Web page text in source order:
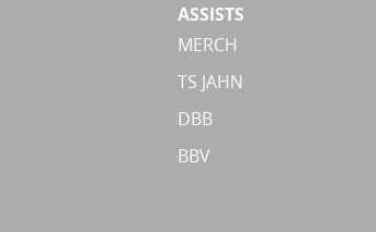
ASSISTS
MERCH
TS JAHN
DBB
BBV